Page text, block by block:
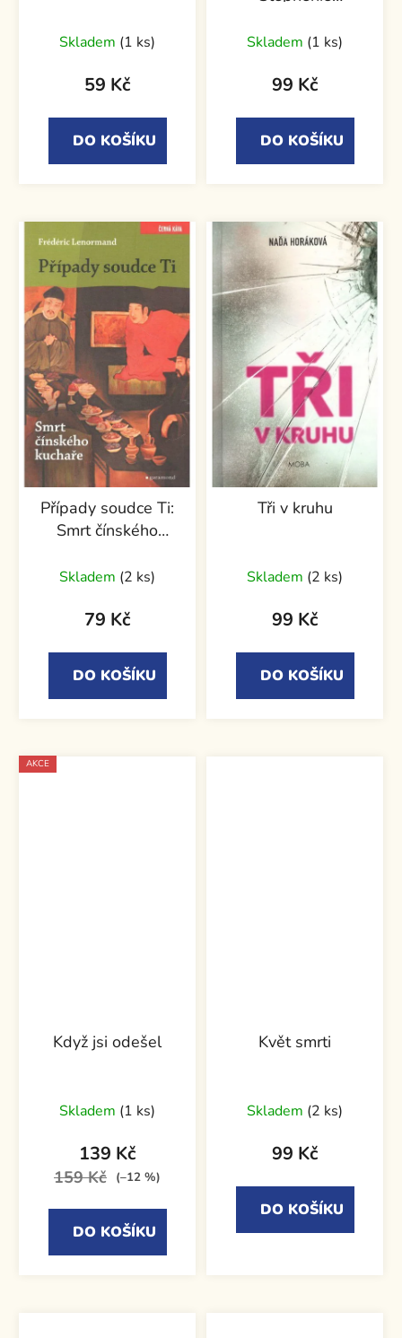
Skladem (1 ks)
59 Kč
DO KOŠÍKU
hodnocení
produktu
5,0
z
Skladem (1 ks)
99 Kč
DO KOŠÍKU
Případy soudce Ti:
Smrt čínského
Skladem (2 ks)
79 Kč
DO KOŠÍKU
Tři v kruhu
Skladem (2 ks)
99 Kč
DO KOŠÍKU
AKCE
Když jsi odešel
Skladem (1 ks)
139 Kč
159 Kč (–12 %)
DO KOŠÍKU
Květ smrti
Skladem (2 ks)
99 Kč
DO KOŠÍKU